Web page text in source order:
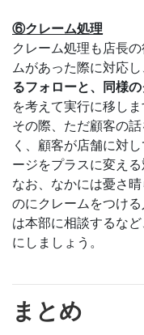
⑥クレーム処理
クレーム処理も店長
ムがあった際に対応し
るフォローと、同様
を考えて実行に移しま
その際、ただ顧客の
く、顧客が店舗に対
ージをプラスに変え
なお、なかには憂さ
のにクレームをつけ
は本部に相談するな
にしましょう。
まとめ